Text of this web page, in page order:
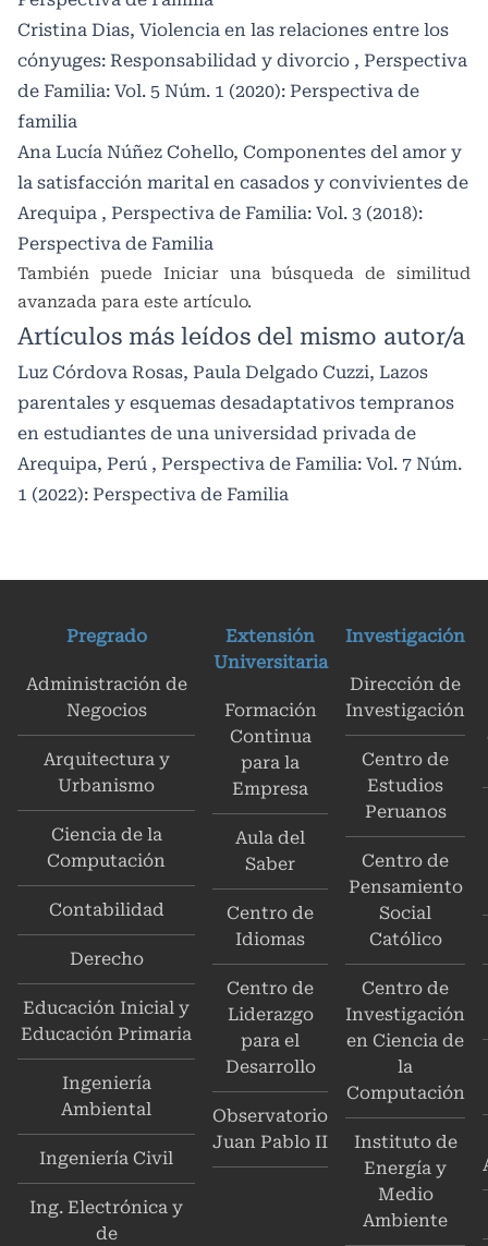
Cristina Dias, Violencia en las relaciones entre los
cónyuges: Responsabilidad y divorcio , Perspectiva
de Familia: Vol. 5 Núm. 1 (2020): Perspectiva de
familia
Ana Lucía Núñez Cohello, Componentes del amor y
la satisfacción marital en casados y convivientes de
Arequipa , Perspectiva de Familia: Vol. 3 (2018):
Perspectiva de Familia
También puede Iniciar una búsqueda de similitud
avanzada para este artículo.
Artículos más leídos del mismo autor/a
Luz Córdova Rosas, Paula Delgado Cuzzi, Lazos
parentales y esquemas desadaptativos tempranos
en estudiantes de una universidad privada de
Arequipa, Perú , Perspectiva de Familia: Vol. 7 Núm.
1 (2022): Perspectiva de Familia
Pregrado
Administración de
Negocios
Arquitectura y
Urbanismo
Ciencia de la
Computación
Contabilidad
Derecho
Educación Inicial y
Educación Primaria
Ingeniería
Ambiental
Ingeniería Civil
Ing. Electrónica y
de
Extensión
Universitaria
Formación
Continua
para la
Empresa
Aula del
Saber
Centro de
Idiomas
Centro de
Liderazgo
para el
Desarrollo
Observatorio
Juan Pablo II
Investigación
Dirección de
Investigación
Centro de
Estudios
Peruanos
Centro de
Pensamiento
Social
Católico
Centro de
Investigación
en Ciencia de
la
Computación
Instituto de
Energía y
Medio
Ambiente